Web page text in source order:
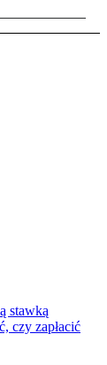
stawką
czy zapłacić